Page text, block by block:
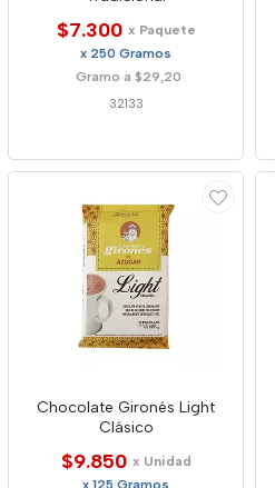
$7.300 x Paquete
x 250 Gramos
Gramo a $29,20
32133
Chocolate Gironés Light
Clásico
$9.850 x Unidad
x 125 Gramos